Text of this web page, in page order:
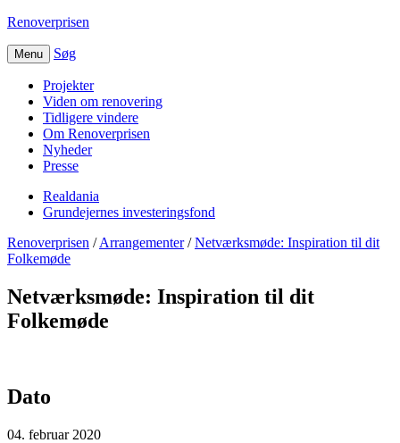
Renoverprisen
Menu Søg
Projekter
Viden om renovering
Tidligere vindere
Om Renoverprisen
Nyheder
Presse
Realdania
Grundejernes investeringsfond
Renoverprisen /Arrangementer/Netværksmøde: Inspiration til dit
Folkemøde
Netværksmøde: Inspiration til dit
Folkemøde
Dato
04. februar 2020